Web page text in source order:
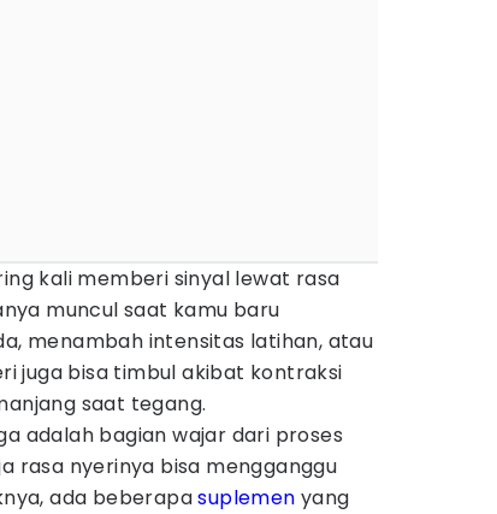
kali memberi sinyal lewat rasa
muncul saat kamu baru
menambah intensitas latihan, atau
juga bisa timbul akibat kontraksi
saat tegang.
adalah bagian wajar dari proses
rasa nyerinya bisa mengganggu
ada beberapasuplemen yang